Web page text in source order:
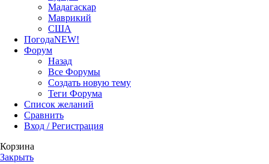
Мадагаскар
Маврикий
США
ПогодаNEW!
Форум
Назад
Все Форумы
Создать новую тему
Теги Форума
Список желаний
Сравнить
Вход / Регистрация
Корзина
Закрыть